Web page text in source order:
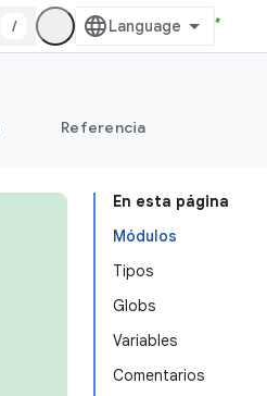
/
Referencia
En esta página
Módulos
Tipos
Globs
Variables
Comentarios